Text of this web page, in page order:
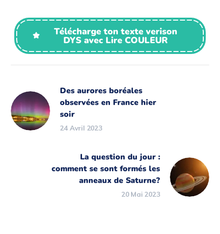
Télécharge ton texte verison
DYS avec Lire COULEUR
Des aurores boréales
observées en France hier
soir
24 Avril 2023
La question du jour :
comment se sont formés les
anneaux de Saturne?
20 Mai 2023